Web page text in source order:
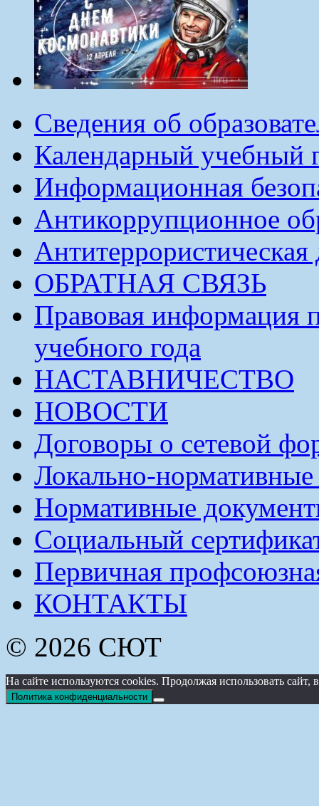
Сведения об
Календарный учебный
Информационная
Антикоррупционное
Антитеррористическая
ОБРАТНАЯ СВЯЗЬ
Правовая информация
учебного года
НАСТАВНИЧЕСТВО
НОВОСТИ
Договоры о сетевой
Локально-
Нормативные
Социальный
Первичная
КОНТАКТЫ
© 2026 СЮТ
На сайте используются cookies. Продолжая использовать
Политика конфиденциальности